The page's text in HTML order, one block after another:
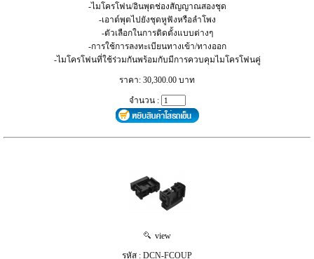
-ไมโครโฟน/อินพุตช่องสัญญาณสองชุด
-เอาต์พุตไปยังชุดหูฟังหรือลำโพง
-ตัวเลือกในการติดตั้งแบบต่างๆ
-การใช้การลงทะเบียนทางเข้า/ทางออก
-ไมโครโฟนที่ใช้ร่วมกันพร้อมกับมีการควบคุมไมโครโฟนคู่
ราคา: 30,300.00 บาท
จำนวน :
view
รหัส : DCN‑FCOUP